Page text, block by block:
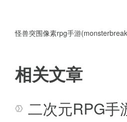
5.每天2次免费的
6.40以后永恒日
7.加入帮会每天
怪兽突围像素rpg手游
相关文章
二次元RPG手